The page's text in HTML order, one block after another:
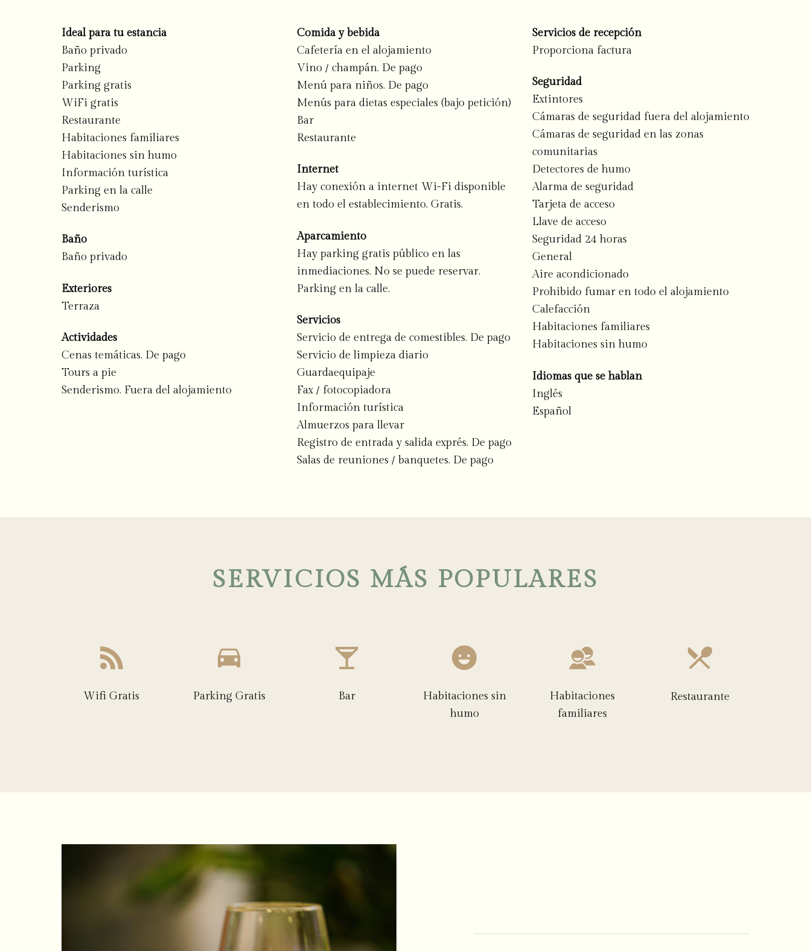
Ideal para tu estancia
Baño privado
Parking
Parking gratis
WiFi gratis
Restaurante
Habitaciones familiares
Habitaciones sin humo
Información turística
Parking en la calle
Senderismo
Baño
Baño privado
Exteriores
Terraza
Actividades
Cenas temáticas. De pago
Tours a pie
Senderismo. Fuera del alojamiento
Comida y bebida
Cafetería en el alojamiento
Vino / champán. De pago
Menú para niños. De pago
Menús para dietas especiales (bajo petición)
Bar
Restaurante
Internet
Hay conexión a internet Wi-Fi disponible
en todo el establecimiento. Gratis.
Aparcamiento
Hay parking gratis público en las
inmediaciones. No se puede reservar.
Parking en la calle.
Servicios
Servicio de entrega de comestibles. De pago
Servicio de limpieza diario
Guardaequipaje
Fax / fotocopiadora
Información turística
Almuerzos para llevar
Registro de entrada y salida exprés. De pago
Salas de reuniones / banquetes. De pago
Servicios de recepción
Proporciona factura
Seguridad
Extintores
Cámaras de seguridad fuera del alojamiento
Cámaras de seguridad en las zonas
comunitarias
Detectores de humo
Alarma de seguridad
Tarjeta de acceso
Llave de acceso
Seguridad 24 horas
General
Aire acondicionado
Prohibido fumar en todo el alojamiento
Calefacción
Habitaciones familiares
Habitaciones sin humo
Idiomas que se hablan
Inglés
Español
SERVICIOS MÁS POPULARES
Wifi Gratis Parking Gratis Bar
Habitaciones sin
humo
Habitaciones
familiares
Restaurante